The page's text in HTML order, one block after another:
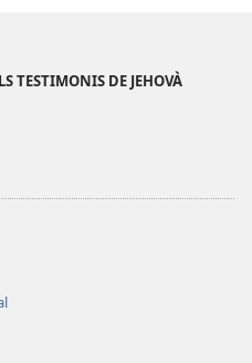
TESTIMONIS DE JEHOVÀ